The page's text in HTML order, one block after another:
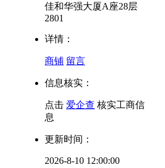
佳和华强大厦A座28层
2801
详情：
商铺 留言
信息核实：
点击 爱企查 核实工商信
息
更新时间：
2026-8-10 12:00:00